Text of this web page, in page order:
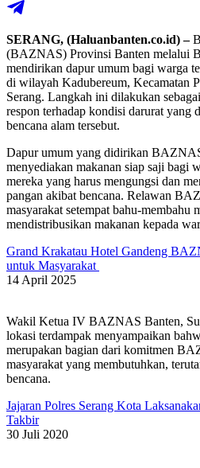
SERANG, (Haluanbanten.co.id) –
(BAZNAS) Provinsi Banten melalui
mendirikan dapur umum bagi warga
di wilayah Kadubereum, Kecamatan
Serang. Langkah ini dilakukan
respon terhadap kondisi darurat yang
bencana alam tersebut.
Dapur umum yang didirikan
menyediakan makanan siap saji bagi
mereka yang harus mengungsi dan
pangan akibat bencana. Relawan
masyarakat setempat bahu-membahu
mendistribusikan makanan kepada
Grand Krakatau Hotel Gandeng
untuk Masyarakat
14 April 2025
Wakil Ketua IV BAZNAS Banten,
lokasi terdampak menyampaikan
merupakan bagian dari komitmen
masyarakat yang membutuhkan,
bencana.
Jajaran Polres Serang Kota
Takbir
30 Juli 2020